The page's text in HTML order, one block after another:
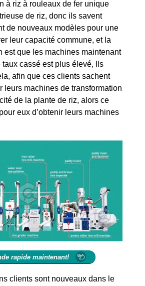
à riz à rouleaux de fer unique
de riz, donc ils savent
de nouveaux modèles pour une
leur capacité commune, et la
est que les machines maintenant
taux cassé est plus élevé, Ils
afin que ces clients sachent
leurs machines de transformation
de la plante de riz, alors ce
eux d’obtenir leurs machines
rapide maintenant!
clients sont nouveaux dans le